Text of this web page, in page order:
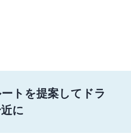
トを提案してドラ
に